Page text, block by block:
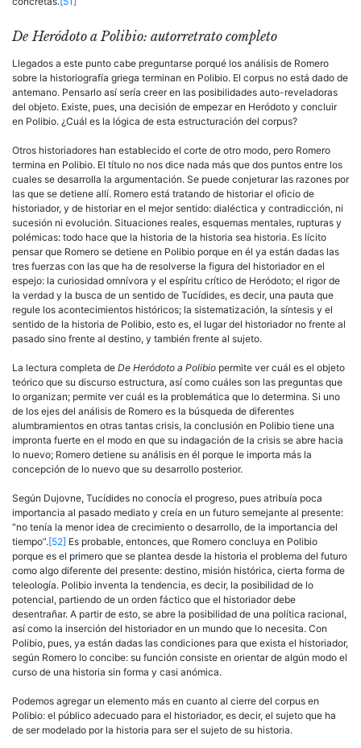
De Heródoto a Polibio: autorretrato completo
Llegados a este punto cabe preguntarse porqué los análisis de Romero
sobre la historiografía griega terminan en Polibio. El corpus no está da­do de
antemano. Pensarlo así sería creer en las posibilidades auto-reve­ladoras
del objeto. Existe, pues, una decisión de empezar en Heródoto y concluir
en Polibio. ¿Cuál es la lógica de esta estructuración del corpus?
Otros historiadores han establecido el corte de otro modo, pero Romero
termina en Polibio. El título no nos dice nada más que dos puntos entre los
cuales se desarrolla la argumentación. Se puede con­jeturar las razones por
las que se detiene allí. Romero está tratando de historiar el oficio de
historiador, y de historiar en el mejor sentido: dialéctica y contradicción, ni
sucesión ni evolución. Situaciones reales, esquemas mentales, rupturas y
polémicas: todo hace que la historia de la historia sea historia. Es lícito
pensar que Romero se detiene en Polibio porque en él ya están dadas las
tres fuerzas con las que ha de resolverse la figura del historiador en el
espejo: la curiosidad omnívora y el espíritu crítico de Heródoto; el rigor de
la verdad y la busca de un sentido de Tucídides, es decir, una pauta que
regule los acontecimien­tos históricos; la sistematización, la síntesis y el
sentido de la historia de Polibio, esto es, el lugar del historiador no frente al
pasado sino frente al destino, y también frente al sujeto.
La lectura completa de De Heródoto a Polibio permite ver cuál es el objeto
teórico que su discurso estructura, así como cuáles son las preguntas que
lo organizan; permite ver cuál es la problemática que lo determina. Si uno
de los ejes del análisis de Romero es la búsqueda de diferentes
alumbramientos en otras tantas crisis, la conclusión en Polibio tiene una
impronta fuerte en el modo en que su indagación de la crisis se abre hacia
lo nuevo; Romero detiene su análisis en él porque le importa más la
concepción de lo nuevo que su desarrollo posterior.
Según Dujovne, Tucídides no conocía el progreso, pues atribuía poca
importancia al pasado mediato y creía en un futuro semejante al presente:
“no tenía la menor idea de crecimiento o desarrollo, de la im­portancia del
tiempo”.[52] Es probable, entonces, que Romero concluya en Polibio
porque es el primero que se plantea desde la historia el problema del futuro
como algo diferente del presente: destino, misión histórica, cierta forma de
teleología. Polibio inventa la tendencia, es decir, la posi­bilidad de lo
potencial, partiendo de un orden fáctico que el historiador debe
desentrañar. A partir de esto, se abre la posibilidad de una política racional,
así como la inserción del historiador en un mundo que lo nece­sita. Con
Polibio, pues, ya están dadas las condiciones para que exista el historiador,
según Romero lo concibe: su función consiste en orientar de algún modo el
curso de una historia sin forma y casi anómica.
Podemos agregar un elemento más en cuanto al cierre del corpus en
Polibio: el público adecuado para el historiador, es decir, el sujeto que ha
de ser modelado por la historia para ser el sujeto de su historia.